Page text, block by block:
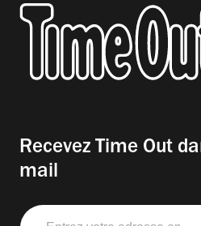
Recevez Time Out
mail
Entrez